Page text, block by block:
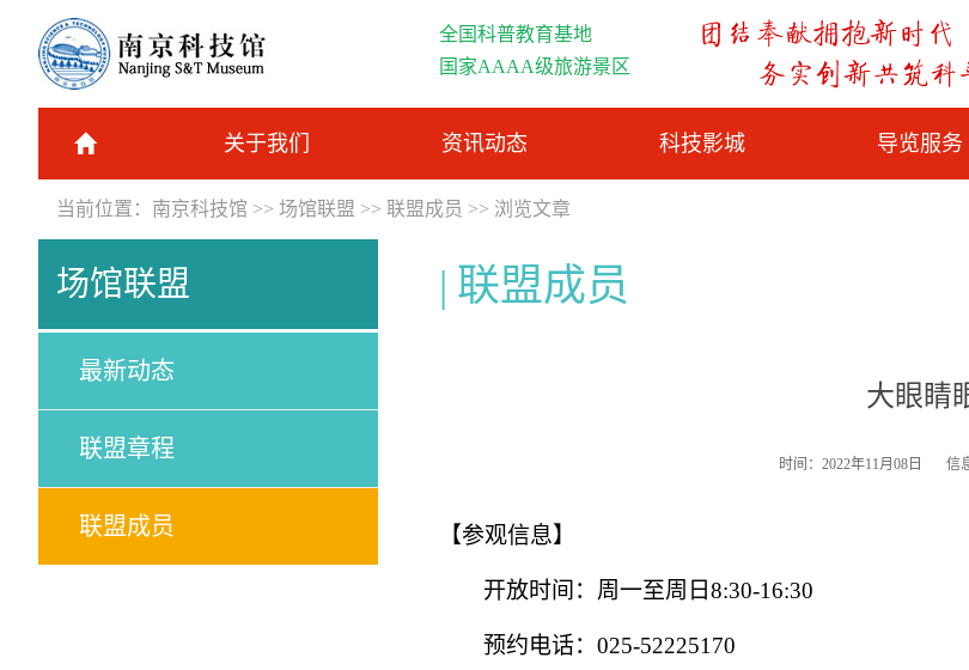
全国科普教育基地
国家AAAA级旅游景区
关于我们 资讯动态 科技影城 导览服务
当前位置： 南京科技馆 >> 场馆联盟 >> 联盟成员 >> 浏览文章
场馆联盟
最新动态
联盟章程
联盟成员
联盟成员
大眼睛
时间：2022年11月08日 信
【参观信息】
开放时间：周一至周日8:30-16:30
预约电话： 025-52225170